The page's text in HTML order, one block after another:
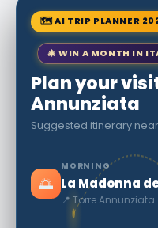
🗺 AI TRIP PLANNER
🎄 WIN A MONTH IN
Plan your
Annunziata
Suggested itinerary
🌅
MORNING
La Madonna
📍 Torre Annunziata